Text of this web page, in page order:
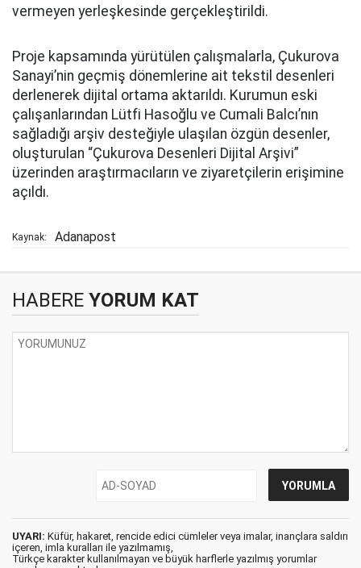
vermeyen yerleşkesinde gerçekleştirildi.
Proje kapsamında yürütülen çalışmalarla, Çukurova
Sanayi’nin geçmiş dönemlerine ait tekstil desenleri
derlenerek dijital ortama aktarıldı. Kurumun eski
çalışanlarından Lütfi Hasoğlu ve Cumali Balcı’nın
sağladığı arşiv desteğiyle ulaşılan özgün desenler,
oluşturulan “Çukurova Desenleri Dijital Arşivi”
üzerinden araştırmacıların ve ziyaretçilerin erişimine
açıldı.
Kaynak: Adanapost
HABERE YORUM KAT
UYARI: Küfür, hakaret, rencide edici cümleler veya imalar, inançlara saldırı
içeren, imla kuralları ile yazılmamış,
Türkçe karakter kullanılmayan ve büyük harflerle yazılmış yorumlar